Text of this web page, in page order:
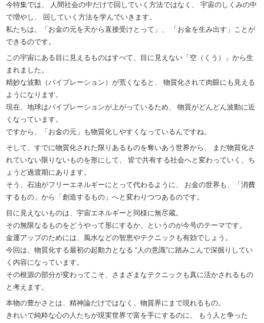
今特集では、 人間社会の中だけで回していく方法ではなく、 宇宙のしくみの中
で増やし、 回していく方法を学んでいきます。
私たちは、「お金の元を天から直接受けとって」、 「お金を生み出す」ことが
できるのです。
この宇宙にある目に見えるものはすべて、目に見えない「空（くう）」から生
まれました。
精妙な波動（バイブレーション）が荒くなると、 物質化されて肉眼にも見える
ようになります。
現在、地球はバイブレーションが上がっているため、 物質がどんどん波動に近
くなっています。
ですから、「お金の元」も物質化しやすくなっているんですね。
そして、すでに物質化された限りあるものを奪いあう世界から、 まだ物質化さ
れていない限りないものを形にして、 皆で共有する社会へと変わっていく、ち
ょうど過渡期にあります。
そう、石油がフリーエネルギーにとって代わるように、 お金の世界も、「消費
するもの」から「創造するもの」へと変わりつつあるのです。
目に見えないものは、宇宙エネルギーと同様に無尽蔵。
その無限なるものをどうやって形にするか、というのが今号のテーマです。
金運アップのためには、風水などの智恵やテクニックも有効でしょう。
今回は、物質化する最初の起動力となる “人の意識”に踏みこんで深掘りしてい
く内容になっています。
その根源の部分が変わってこそ、さまざまなテクニックも真に活かされるもの
と考えます。
本物の豊かさとは、精神論だけではなく、物質界にまで現れるもの。
きれいで純粋な心の人たちが現実世界で富を手にするのに、 もう人と争った